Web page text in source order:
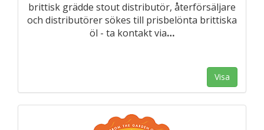
brittisk grädde stout distributör, återförsäljare
och distributörer sökes till prisbelönta brittiska
öl - ta kontakt via…
Visa